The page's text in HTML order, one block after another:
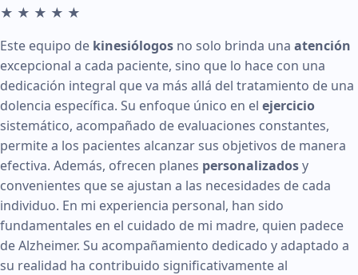
Condición tratada:
Calificación:5 de 5 estrellas
Fecha:marzo 2026
Testimonio:Llevo 9 años asistiendo es muy bueno para la
Ver en Google:Enlace a reseña de Gloria Parada
Reseña de Margarita Searle en KinesicWork
Edad: 36 años
Condición tratada:Lesión deportiva
★ ★ ★ ★ ★
Este equipo de kinesiólogos no solo brinda una atención
excepcional a cada paciente, sino que lo hace con una
dedicación integral que va más allá del tratamiento de una
dolencia específica. Su enfoque único en el ejercicio
sistemático, acompañado de evaluaciones constantes,
permite a los pacientes alcanzar sus objetivos de manera
efectiva. Además, ofrecen planes personalizadosy
convenientes que se ajustan a las necesidades de cada
individuo. En mi experiencia personal, han sido
fundamentales en el cuidado de mi madre, quien padece
de Alzheimer. Su acompañamiento dedicado y adaptado a
su realidad ha contribuido significativamente al